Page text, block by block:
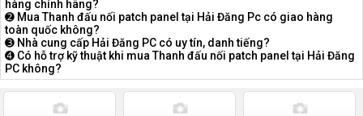
hàng chính hãng?
➋ Mua Thanh đấu nối patch panel tại Hải Đăng Pc có giao hàng
toàn quốc không?
➌ Nhà cung cấp Hải Đăng PC có uy tín, danh tiếng?
➍ Có hỗ trợ kỹ thuật khi mua Thanh đấu nối patch panel tại Hải Đăng
PC không?